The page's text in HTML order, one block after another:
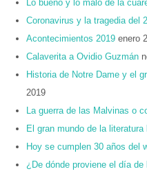
Lo bueno y lo malo de la
Coronavirus y la tragedia del
Acontecimientos 2019 enero
Calaverita a Ovidio Guzmán
Historia de Notre Dame y el
2019
La guerra de las Malvinas o
El gran mundo de la literatura
Hoy se cumplen 30 años del
¿De dónde proviene el día de